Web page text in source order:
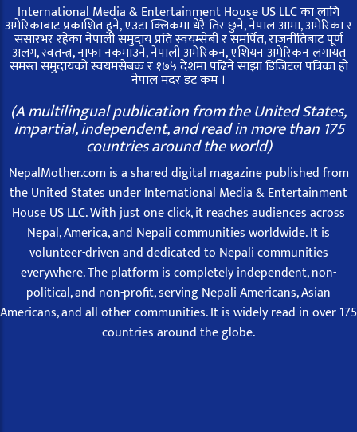
International Media & Entertainment House US LLC का लागि
अमेरिकाबाट प्रकाशित हुने, एउटा क्लिकमा धेरै तिर छुने, नेपाल आमा, अमेरिका र
संसारभर रहेका नेपाली समुदाय प्रति स्वयम्सेबी र समर्पित, राजनीतिबाट पूर्ण
अलग, स्वतन्त्र, नाफा नकमाउने, नेपाली अमेरिकन, एशियन अमेरिकन लगायत
समस्त समुदायको स्वयमसेबक र १७५ देशमा पढिने साझा डिजिटल पत्रिका हो
नेपाल मदर डट कम ।
(A multilingual publication from the United States,
impartial, independent, and read in more than 175
countries around the world)
NepalMother.com is a shared digital magazine published from
the United States under International Media & Entertainment
House US LLC. With just one click, it reaches audiences across
Nepal, America, and Nepali communities worldwide. It is
volunteer-driven and dedicated to Nepali communities
everywhere. The platform is completely independent, non-
political, and non-profit, serving Nepali Americans, Asian
Americans, and all other communities. It is widely read in over 175
countries around the globe.